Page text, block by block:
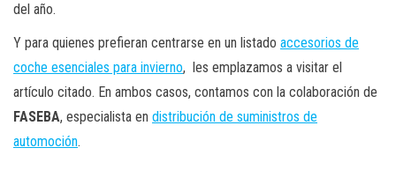
del año.
Y para quienes prefieran centrarse en un listado accesorios de
coche esenciales para invierno, les emplazamos a visitar el
artículo citado. En ambos casos, contamos con la colaboración de
FASEBA, especialista en distribución de suministros de
automoción.